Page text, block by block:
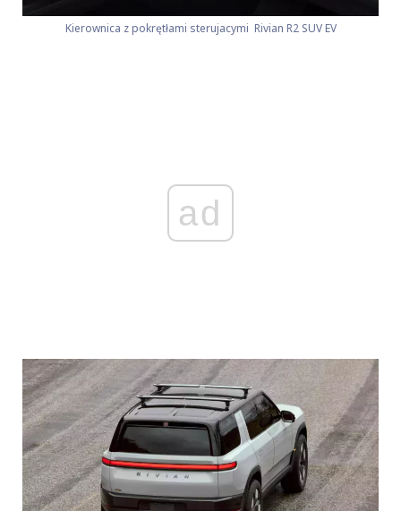
Kierownica z pokrętłami sterujacymi Rivian R2 SUV EV
ad